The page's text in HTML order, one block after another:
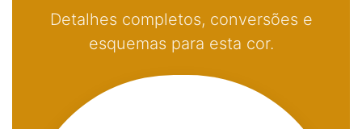
Detalhes completos, conversões e
esquemas para esta cor.